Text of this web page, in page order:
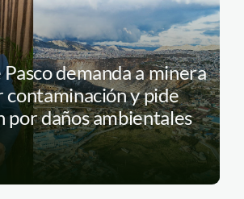
demanda a minera
contaminación y pide
por daños ambientales